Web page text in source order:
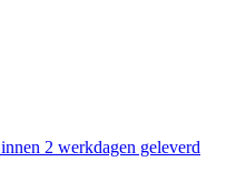
2 werkdagen geleverd